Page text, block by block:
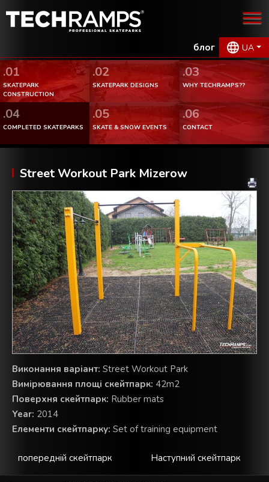
блог UA
.01
SKATEPARK
CONSTRUCTION
.02
SKATEPARK DESIGNS
.03
WHY TECHRAMPS??
.04
COMPLETED SKATEPARKS
.05
SKATE & SNOW EVENTS
.06
CONTACT
Street Workout Park Mizerow
Виконання варіант: Street Workout Park
Вимірювання площі скейтпарк: 42m2
Поверхня скейтпарк: Rubber mats
Year: 2014
Елементи скейтпарку: Set of training equipment
Наступний скейтпарк
попередній скейтпарк